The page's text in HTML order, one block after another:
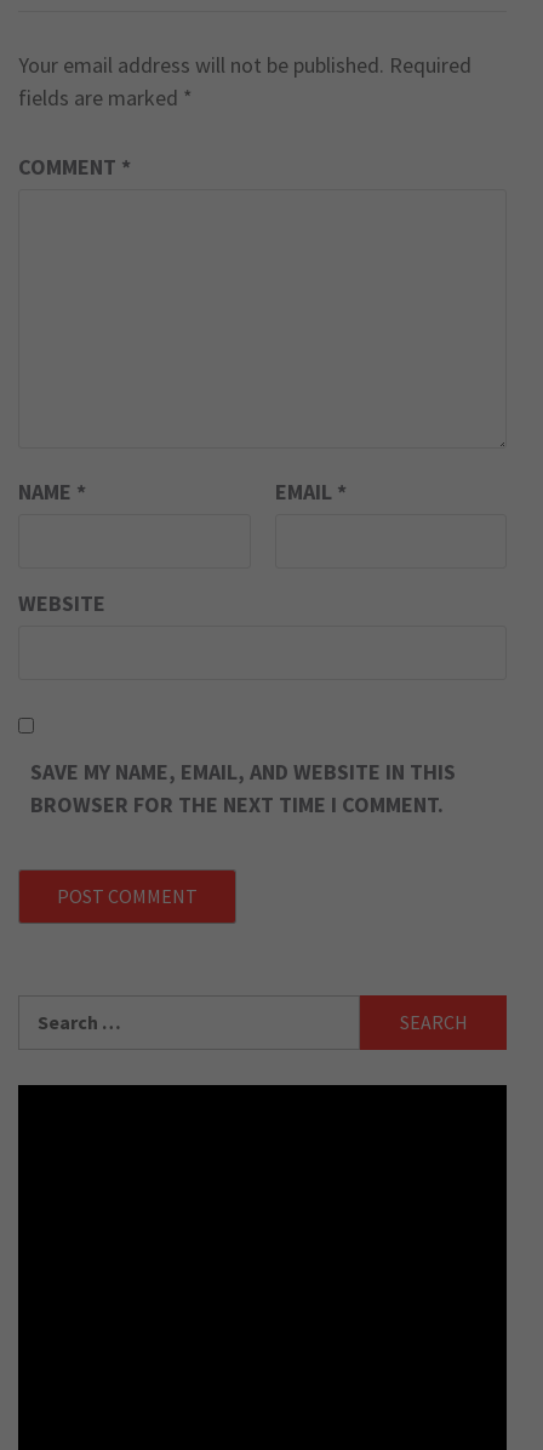
Your email address will not be published. Required
fields are marked *
COMMENT *
NAME * EMAIL *
WEBSITE
SAVE MY NAME, EMAIL, AND WEBSITE IN THIS
BROWSER FOR THE NEXT TIME I COMMENT.
for: